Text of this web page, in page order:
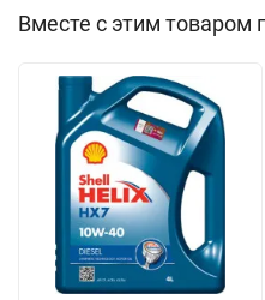
Вместе с этим товаром